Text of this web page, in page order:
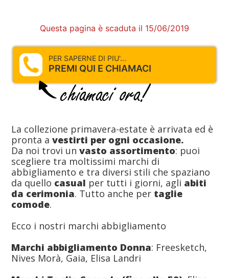
Questa pagina è scaduta il 15/06/2019
PER SAPERNE DI PIU'...
PREMI QUI E CHIAMACI
La collezione primavera-estate è arrivata ed è
pronta avestirti per ogni occasione.
Da noi trovi unvasto assortimento: puoi
scegliere tra moltissimi marchi di
abbigliamento e tra diversi stili che spaziano
da quello casual per tutti i giorni, agli abiti
da cerimonia. Tutto anche per taglie
comode.
Ecco i nostri marchi abbigliamento
Marchi abbigliamento Donna: Freesketch,
Nives Morà, Gaia, Elisa Landri